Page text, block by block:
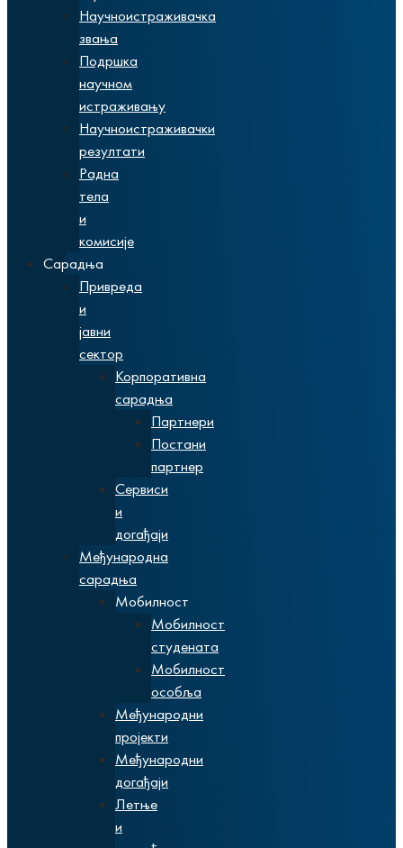
Научноистраживачка
звања
Подршка
научном
истраживању
Научноистраживачки
резултати
Радна
тела
и
комисије
Сарадња
Привреда
и
јавни
сектор
Корпоративна
сарадња
Партнери
Постани
партнер
Сервиси
и
догађаји
Међународна
сарадња
Мобилност
Мобилност
студената
Мобилност
особља
Међународни
пројекти
Међународни
догађаји
Летње
и